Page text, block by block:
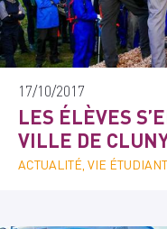
17/10/2017
LES ÉLÈVES
VILLE DE
ACTUALITÉ, VIE